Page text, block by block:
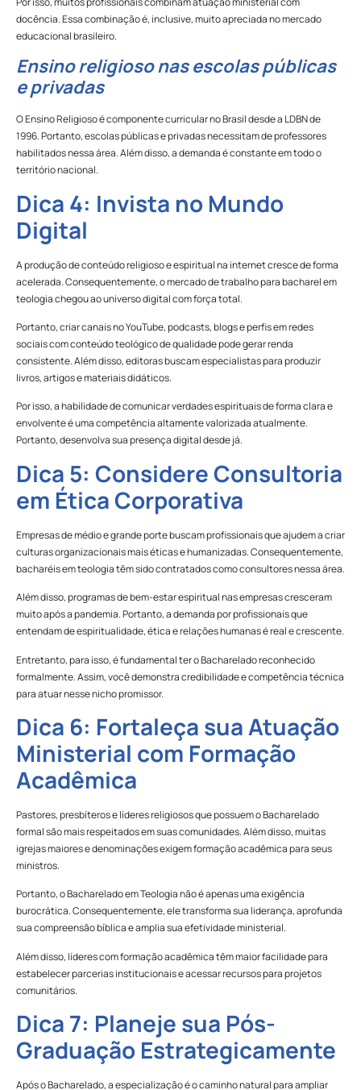
docência. Essa combinação é, inclusive, muito apreciada no mercado
educacional brasileiro.
Ensino religioso nas escolas públicas
e privadas
O Ensino Religioso é componente curricular no Brasil desde a LDBN de
1996. Portanto, escolas públicas e privadas necessitam de professores
habilitados nessa área. Além disso, a demanda é constante em todo o
território nacional.
Dica 4: Invista no Mundo
Digital
A produção de conteúdo religioso e espiritual na internet cresce de forma
acelerada. Consequentemente, o mercado de trabalho para bacharel em
teologia chegou ao universo digital com força total.
Portanto, criar canais no YouTube, podcasts, blogs e perfis em redes
sociais com conteúdo teológico de qualidade pode gerar renda
consistente. Além disso, editoras buscam especialistas para produzir
livros, artigos e materiais didáticos.
Por isso, a habilidade de comunicar verdades espirituais de forma clara e
envolvente é uma competência altamente valorizada atualmente.
Portanto, desenvolva sua presença digital desde já.
Dica 5: Considere Consultoria
em Ética Corporativa
Empresas de médio e grande porte buscam profissionais que ajudem a criar
culturas organizacionais mais éticas e humanizadas. Consequentemente,
bacharéis em teologia têm sido contratados como consultores nessa área.
Além disso, programas de bem-estar espiritual nas empresas cresceram
muito após a pandemia. Portanto, a demanda por profissionais que
entendam de espiritualidade, ética e relações humanas é real e crescente.
Entretanto, para isso, é fundamental ter o Bacharelado reconhecido
formalmente. Assim, você demonstra credibilidade e competência técnica
para atuar nesse nicho promissor.
Dica 6: Fortaleça sua Atuação
Ministerial com Formação
Acadêmica
Pastores, presbíteros e líderes religiosos que possuem o Bacharelado
formal são mais respeitados em suas comunidades. Além disso, muitas
igrejas maiores e denominações exigem formação acadêmica para seus
ministros.
Portanto, o Bacharelado em Teologia não é apenas uma exigência
burocrática. Consequentemente, ele transforma sua liderança, aprofunda
sua compreensão bíblica e amplia sua efetividade ministerial.
Além disso, líderes com formação acadêmica têm maior facilidade para
estabelecer parcerias institucionais e acessar recursos para projetos
comunitários.
Dica 7: Planeje sua Pós-
Graduação Estrategicamente
Após o Bacharelado, a especialização é o caminho natural para ampliar